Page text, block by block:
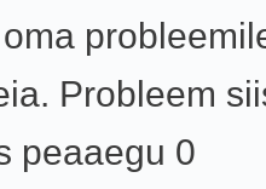
Probleem
peaaegu 0